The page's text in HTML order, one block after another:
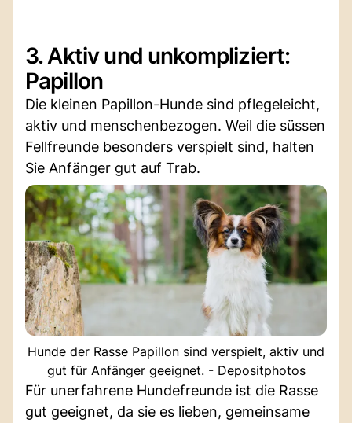
3. Aktiv und unkompliziert:
Papillon
Die kleinen Papillon-Hunde sind pflegeleicht,
aktiv und menschenbezogen. Weil die süssen
Fellfreunde besonders verspielt sind, halten
Sie Anfänger gut auf Trab.
Hunde der Rasse Papillon sind verspielt, aktiv und
gut für Anfänger geeignet. - Depositphotos
Für unerfahrene Hundefreunde ist die Rasse
gut geeignet, da sie es lieben, gemeinsame